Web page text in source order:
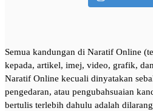
Semua kandungan di Naratif Online
kepada, artikel, imej, video, grafik,
Naratif Online kecuali dinyatakan
pengedaran, atau pengubahsuaian
bertulis terlebih dahulu adalah